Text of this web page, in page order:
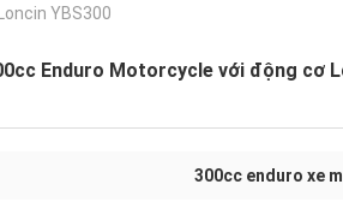
YBS300
Enduro Motorcycle với động cơ
300cc enduro xe